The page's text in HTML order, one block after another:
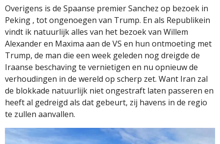
Overigens is de Spaanse premier Sanchez op bezoek in
Peking , tot ongenoegen van Trump. En als Republikein
vindt ik natuurlijk alles van het bezoek van Willem
Alexander en Maxima aan de VS en hun ontmoeting met
Trump, de man die een week geleden nog dreigde de
Iraanse beschaving te vernietigen en nu opnieuw de
verhoudingen in de wereld op scherp zet. Want Iran zal
de blokkade natuurlijk niet ongestraft laten passeren en
heeft al gedreigd als dat gebeurt, zij havens in de regio
te zullen aanvallen.